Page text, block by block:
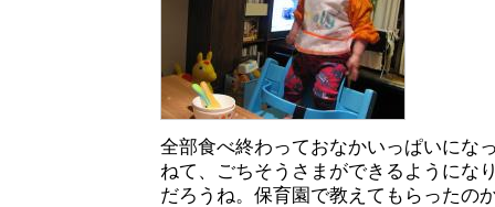
全部食べ終わっておなかいっぱいにな
ねて、ごちそうさまができるようにな
だろうね。保育園で教えてもらったの